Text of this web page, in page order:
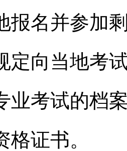
报名并参加
定向当地考
业考试的档
格证书。